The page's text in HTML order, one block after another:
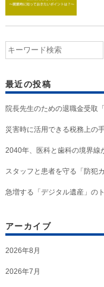
最近の投稿
院長先生のための退職金受取
災害時に活用できる税務上の
2040年、医科と歯科の境界線
スタッフと患者を守る「防犯
急増する「デジタル遺産」の
アーカイブ
2026年8月
2026年7月